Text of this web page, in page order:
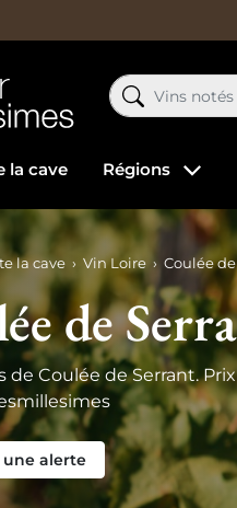
la cave Régions
la cave Vin Loire Coulée
de
de Coulée de Serrant.
une alerte